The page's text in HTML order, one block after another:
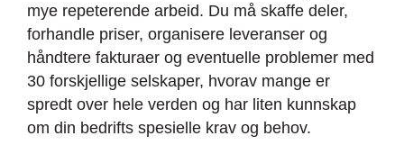
mye repeterende arbeid. Du må skaffe deler,
forhandle priser, organisere leveranser og
håndtere fakturaer og eventuelle problemer med
30 forskjellige selskaper, hvorav mange er
spredt over hele verden og har liten kunnskap
om din bedrifts spesielle krav og behov.